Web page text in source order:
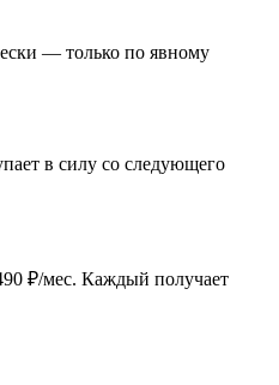
— только по явному
в силу со следующего
₽/мес. Каждый получает